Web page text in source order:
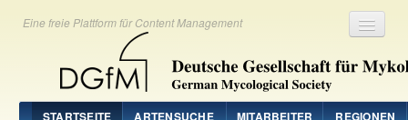
Eine freie Plattform für Content Management
STARTSEITE ARTENSUCHE MITARBEITER REGIONEN